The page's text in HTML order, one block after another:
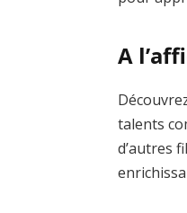
A
talents
d’autres